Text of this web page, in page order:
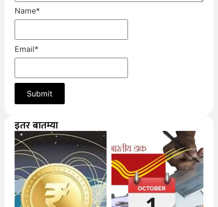
Name*
Email*
इतर बातम्या